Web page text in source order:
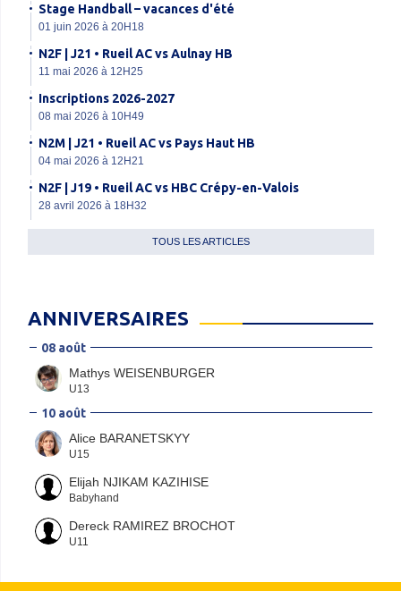
Stage Handball – vacances d'été
01 juin 2026 à 20H18
N2F | J21 • Rueil AC vs Aulnay HB
11 mai 2026 à 12H25
Inscriptions 2026-2027
08 mai 2026 à 10H49
N2M | J21 • Rueil AC vs Pays Haut HB
04 mai 2026 à 12H21
N2F | J19 • Rueil AC vs HBC Crépy-en-Valois
28 avril 2026 à 18H32
TOUS LES ARTICLES
ANNIVERSAIRES
08 août
Mathys WEISENBURGER
U13
10 août
Alice BARANETSKYY
U15
Elijah NJIKAM KAZIHISE
Babyhand
Dereck RAMIREZ BROCHOT
U11